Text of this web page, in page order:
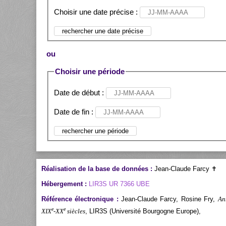
Choisir une date précise :
ou
Choisir une période
Date de début :
Date de fin :
Réalisation de la base de données : Jean-Claude Farcy ✝
Hébergement : LIR3S UR 7366 UBE
Référence électronique : Jean-Claude Farcy, Rosine Fry,
XIXe-XXesiècles, LIR3S (Université Bourgogne Europe),